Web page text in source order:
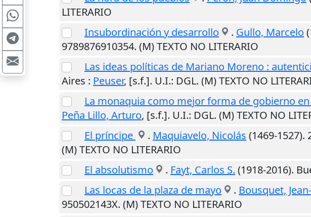
LITERARIO
Insubordinación y desarrollo
. Gullo, Marcelo
9789876910354. (M) TEXTO NO LITERARIO
Las ideas políticas de Mariano Moreno :
Aires : Peuser, [s.f.]. U.I.: DGL. (M) TEXTO NO
La monaquia como mejor forma de gobierno
Peña Lillo, Arturo, [s.f.]. U.I.: DGL. (M) TEXTO NO
El príncipe
. Maquiavelo, Nicolás (1469-1527).
(M) TEXTO NO LITERARIO
El absolutismo
. Fayt, Carlos S. (1918-2016).
Las locas de la plaza de mayo
. Bousquet,
950502143X. (M) TEXTO NO LITERARIO